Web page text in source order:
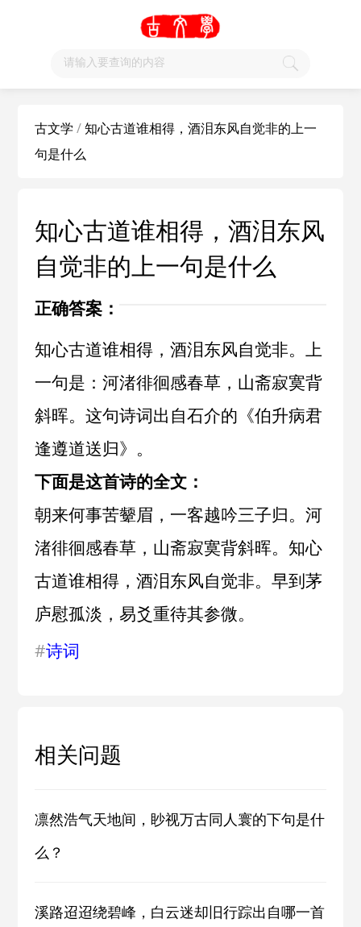
古文学 /知心古道谁相得，酒泪东风自觉非的上一
句是什么
知心古道谁相得，酒泪东风
自觉非的上一句是什么
正确答案：
知心古道谁相得，酒泪东风自觉非。上
一句是：河渚徘徊感春草，山斋寂寞背
斜晖。这句诗词出自石介的《伯升病君
逢遵道送归》。
下面是这首诗的全文：
朝来何事苦颦眉，一客越吟三子归。河
渚徘徊感春草，山斋寂寞背斜晖。知心
古道谁相得，酒泪东风自觉非。早到茅
庐慰孤淡，易爻重待其参微。
#诗词
相关问题
凛然浩气天地间，眇视万古同人寰的下句是什
么？
溪路迢迢绕碧峰，白云迷却旧行踪出自哪一首